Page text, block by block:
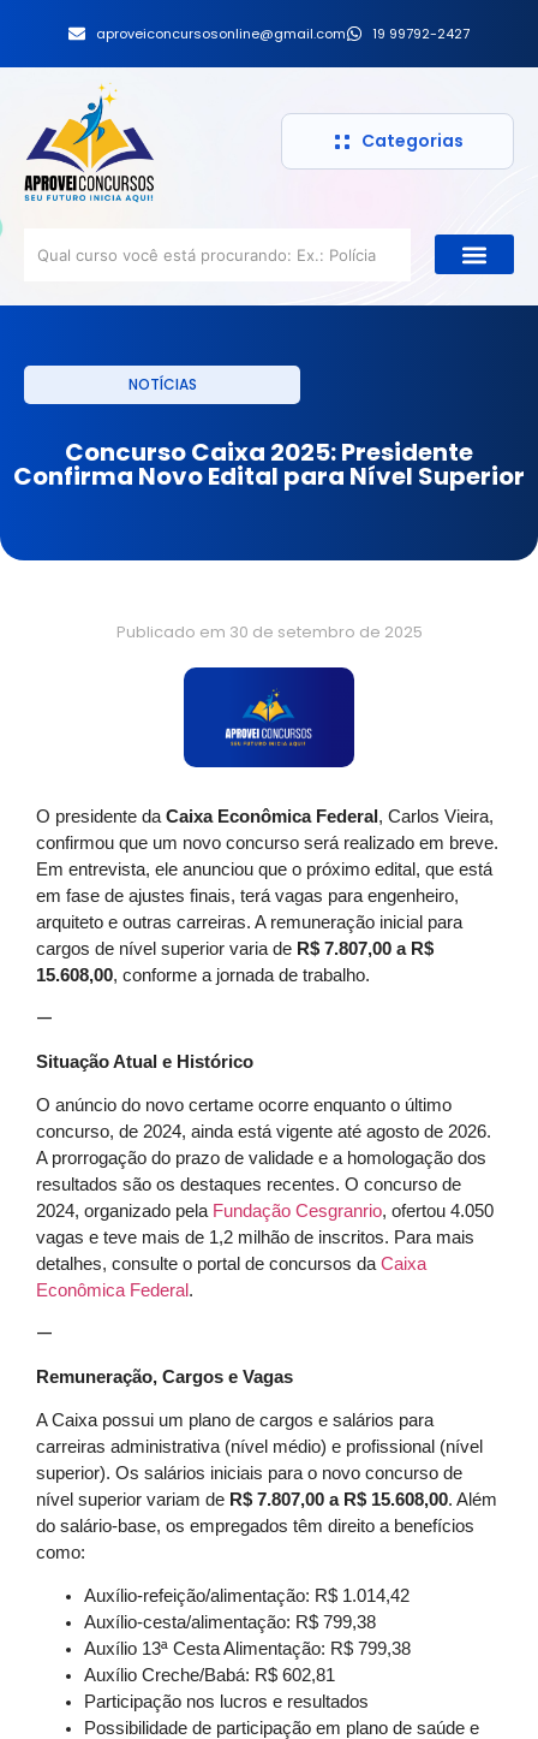
aproveiconcursosonline@gmail.com 19 99792-2427
Categorias
NOTÍCIAS
Concurso Caixa 2025: Presidente
Confirma Novo Edital para Nível Superior
Publicado em 30 de setembro de 2025
O presidente da Caixa Econômica Federal , Carlos Vieira,
confirmou que um novo concurso será realizado em breve.
Em entrevista, ele anunciou que o próximo edital, que está
em fase de ajustes finais, terá vagas para engenheiro,
arquiteto e outras carreiras. A remuneração inicial para
cargos de nível superior varia de R$ 7.807,00 a R$
15.608,00, conforme a jornada de trabalho.
—
Situação Atual e Histórico
O anúncio do novo certame ocorre enquanto o último
concurso, de 2024, ainda está vigente até agosto de 2026.
A prorrogação do prazo de validade e a homologação dos
resultados são os destaques recentes. O concurso de
2024, organizado pela Fundação Cesgranrio, ofertou 4.050
vagas e teve mais de 1,2 milhão de inscritos. Para mais
detalhes, consulte o portal de concursos da Caixa
Econômica Federal .
—
Remuneração, Cargos e Vagas
A Caixa possui um plano de cargos e salários para
carreiras administrativa (nível médio) e profissional (nível
superior). Os salários iniciais para o novo concurso de
nível superior variam de R$ 7.807,00 a R$ 15.608,00. Além
do salário-base, os empregados têm direito a benefícios
como:
Auxílio-refeição/alimentação: R$ 1.014,42
Auxílio-cesta/alimentação: R$ 799,38
Auxílio 13ª Cesta Alimentação: R$ 799,38
Auxílio Creche/Babá: R$ 602,81
Participação nos lucros e resultados
Possibilidade de participação em plano de saúde e